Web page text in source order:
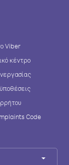
Viber
κέντρο
Code